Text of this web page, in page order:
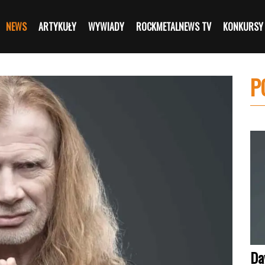
NEWS ARTYKUŁY WYWIADY ROCKMETALNEWS TV KONKURSY